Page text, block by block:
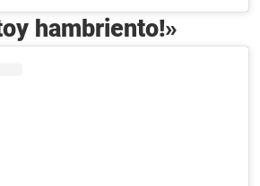
hambriento!»